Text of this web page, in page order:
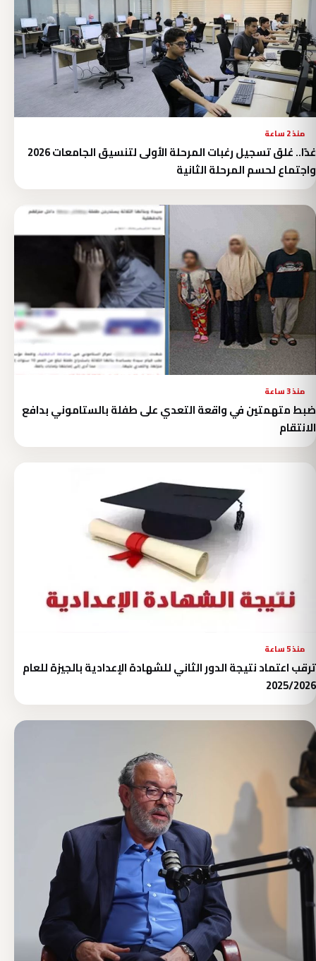
منذ 2 ساعة
غدًا.. غلق تسجيل رغبات المرحلة الأولى لتنسيق الجامعات 2026
واجتماع لحسم المرحلة الثانية
منذ 3 ساعة
ضبط متهمتين في واقعة التعدي على طفلة بالستاموني بدافع
الانتقام
منذ 5 ساعة
ترقب اعتماد نتيجة الدور الثاني للشهادة الإعدادية بالجيزة للعام
2025/2026